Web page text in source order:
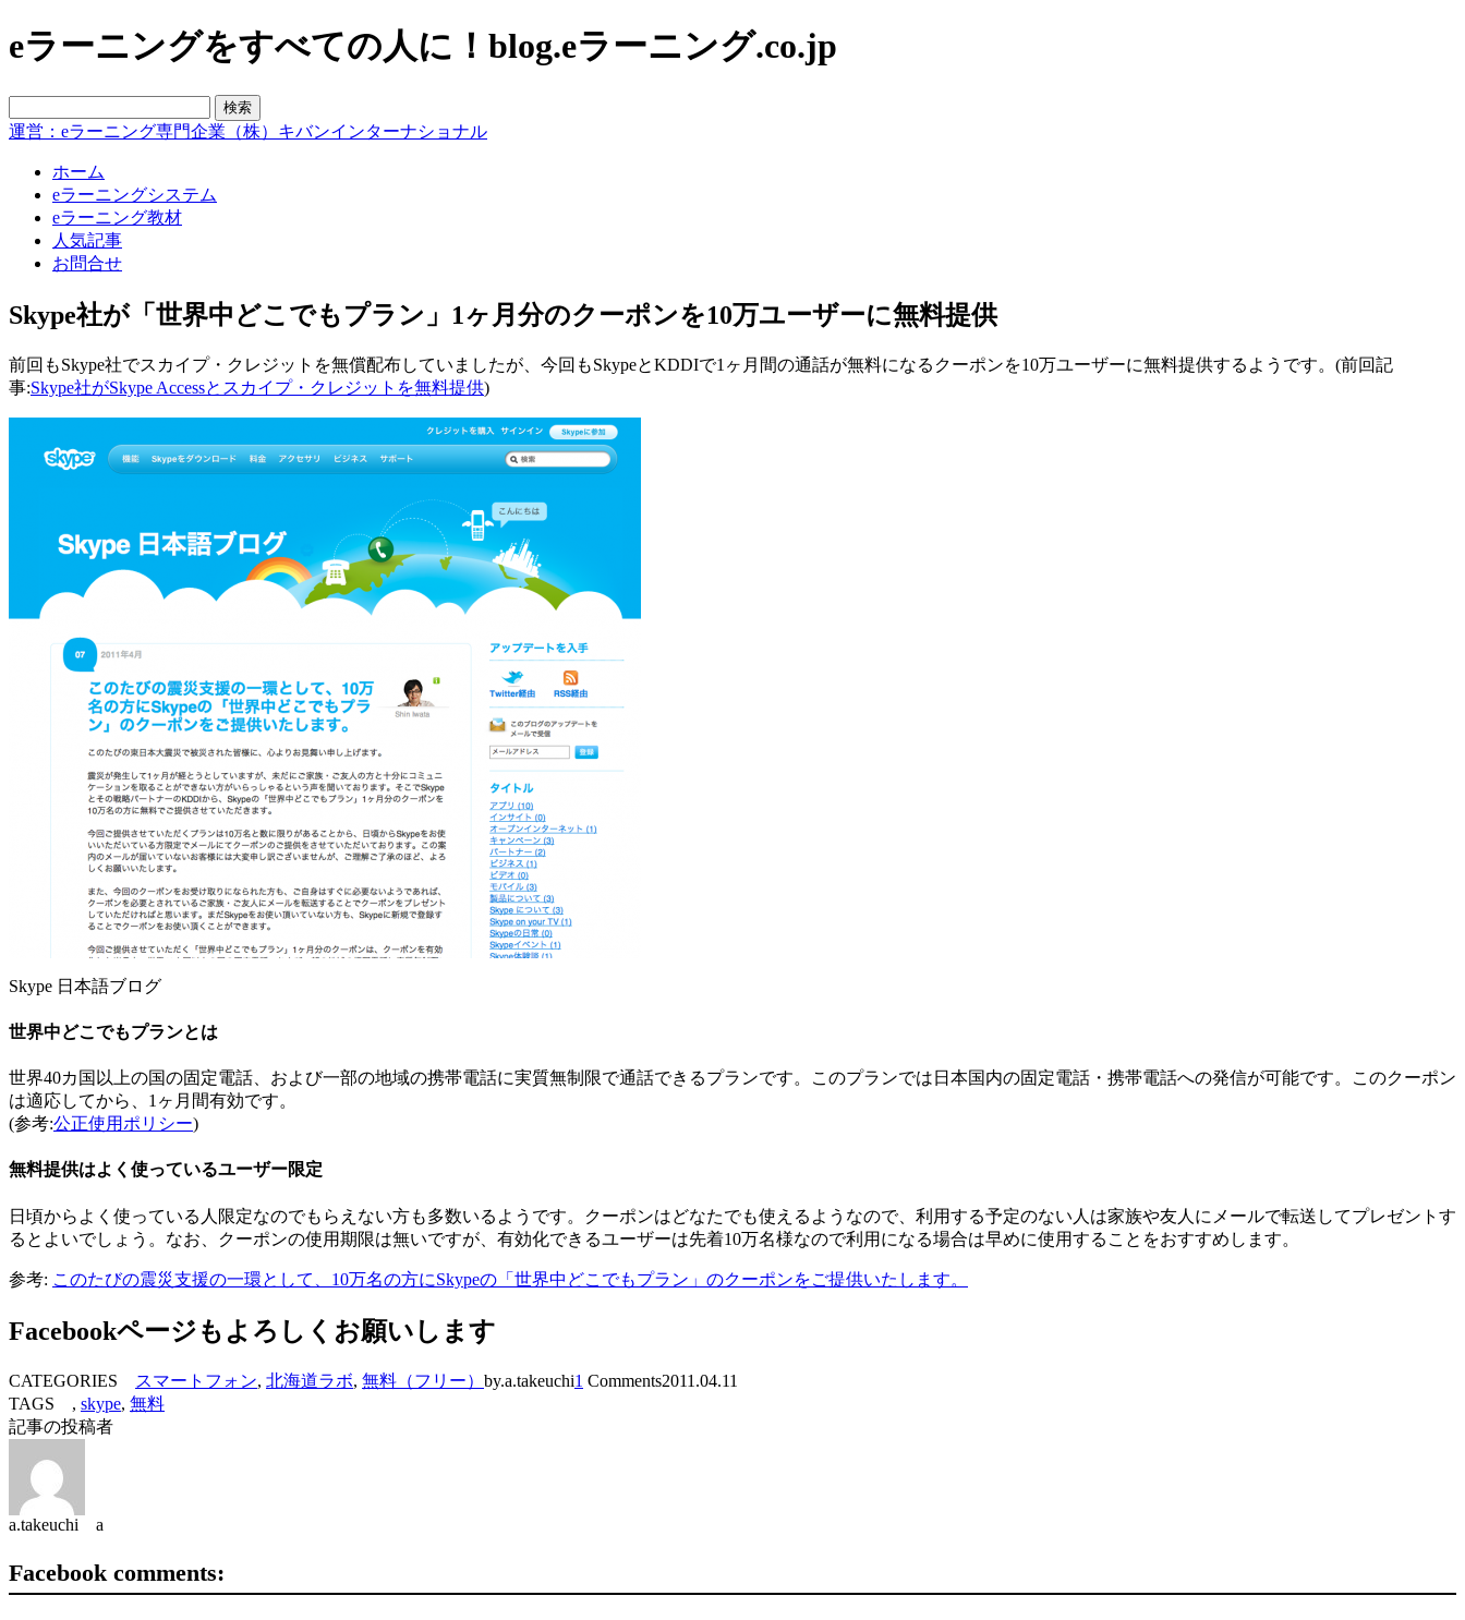
eラーニングをすべての人に！blog.eラーニング.co.jp
運営：eラーニング専門企業（株）キバンインターナショナル
ホーム
eラーニングシステム
eラーニング教材
人気記事
お問合せ
Skype社が「世界中どこでもプラン」1ヶ月分のクーポンを10万ユーザーに無料提供
前回もSkype社でスカイプ・クレジットを無償配布していましたが、今回もSkypeとKDDIで1ヶ月間の通話が無料になるクーポンを10万ユーザーに無料提供するようです。(前回記
事:Skype社がSkype Accessとスカイプ・クレジットを無料提供)
Skype 日本語ブログ
世界中どこでもプランとは
世界40カ国以上の国の固定電話、および一部の地域の携帯電話に実質無制限で通話できるプランです。このプランでは日本国内の固定電話・携帯電話への発信が可能です。このクーポン
は適応してから、1ヶ月間有効です。
(参考:公正使用ポリシー)
無料提供はよく使っているユーザー限定
日頃からよく使っている人限定なのでもらえない方も多数いるようです。クーポンはどなたでも使えるようなので、利用する予定のない人は家族や友人にメールで転送してプレゼントす
るとよいでしょう。なお、クーポンの使用期限は無いですが、有効化できるユーザーは先着10万名様なので利用になる場合は早めに使用することをおすすめします。
参考: このたびの震災支援の一環として、10万名の方にSkypeの「世界中どこでもプラン」のクーポンをご提供いたします。
Facebookページもよろしくお願いします
CATEGORIES スマートフォン, 北海道ラボ, 無料（フリー） by.a.takeuchi1 Comments2011.04.11
TAGS , skype, 無料
記事の投稿者
a.takeuchi a
Facebook comments: